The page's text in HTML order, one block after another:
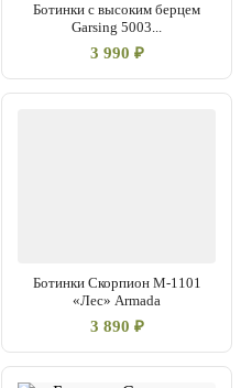
Ботинки с высоким берцем
Garsing 5003...
3 990 ₽
Ботинки Скорпион М-1101
«Лес» Armada
3 890 ₽